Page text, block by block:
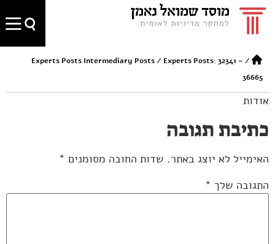
/
Experts Posts Intermediary Posts/ Experts Posts: 32341 –
36665
אודות
כתיבת תגובה
האימייל לא יוצג באתר. שדות החובה מסומנים *
התגובה שלך *